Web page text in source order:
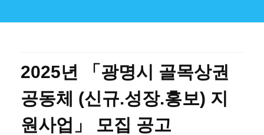
2025년 「광명시 골목상권
공동체 (신규.성장.홍보) 지
원사업」 모집 공고